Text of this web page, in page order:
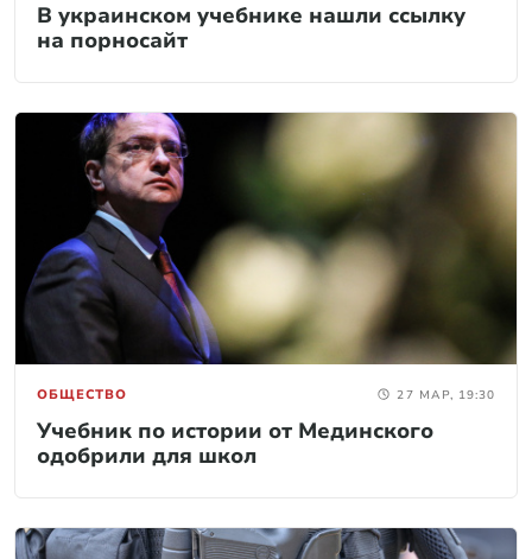
В украинском учебнике нашли ссылку
на порносайт
ОБЩЕСТВО 27 МАР, 19:30
Учебник по истории от Мединского
одобрили для школ